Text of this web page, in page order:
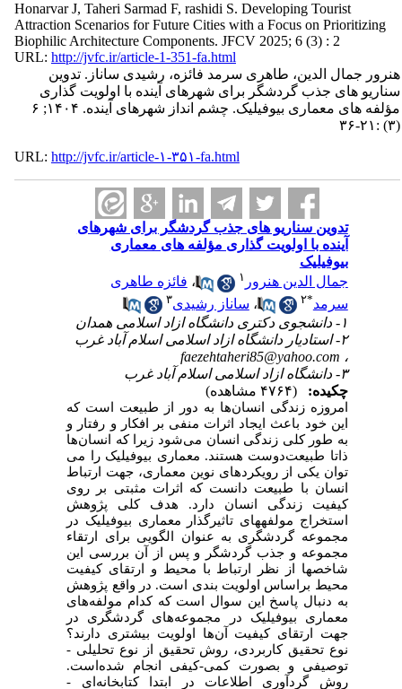
Honarvar J, Taheri Sarmad F, rashidi S. Developing Tourist
Attraction Scenarios for Future Cities with a Focus on Prioritizing
Biophilic Architecture Components. JFCV 2025; 6 (3) : 2
URL: http://jvfc.ir/article-1-351-fa.html
هنرور جمال الدین، طاهری سرمد فائزه، رشیدی ساناز. تدوین
سناریو های جذب گردشگر برای شهرهای آینده با اولویت گذاری
مؤلفه های معماری بیوفیلیک. چشم انداز شهرهای آینده. ۱۴۰۴; ۶
(۳) :۲۱-۳۶
URL: http://jvfc.ir/article-۱-۳۵۱-fa.html
تدوین سناریو های جذب گردشگر برای شهرهای
آینده با اولویت گذاری مؤلفه های معماری
بیوفیلیک
جمال الدین هنرور ۱ ، فائزه طاهری
سرمد*۲ ، ساناز رشیدی۳
۱- دانشجوی دکتری دانشگاه ازاد اسلامی همدان
۲- استادیار دانشگاه ازاد اسلامی اسلام آباد غرب
، faezehtaheri85@yahoo.com
۳- دانشگاه ازاد اسلامی اسلام آباد غرب
چکیده:
(۴۷۶۴ مشاهده)
امروزه زندگی انسانها به دور از طبیعت است که
این خود باعث ایجاد اثرات منفی بر افکار و رفتار و
به طور کلی زندگی انسان میشود زیرا که انسانها
ذاتا طبیعتدوست هستند. معماری بیوفیلیک را می
توان یکی از رویکردهای نوین معماری، جهت ارتباط
انسان با طبیعت دانست که اثرات مثبتی بر روی
کیفیت زندگی انسان دارد.
هدف کلی پژوهش
استخراج مولفه­های تاثیرگذار معماری بیوفیلیک در
مجموعه گردشگری به عنوان الگویی برای ارتقاء
مجموعه و جذب گردشگر و پس از آن بررسی این
شاخص­ها از نظر ارتباط با محیط و ارتقای کیفیت
محیط براساس اولویت بندی است. در واقع پژوهش
به دنبال پاسخ این سوال
است که کدام مولفههای
معماری بیوفیلیک در مجموعههای گردشگری در
جهت ارتقای کیفیت آنها اولویت بیشتری دارند؟
نوع تحقیق کاربردی، روش تحقیق از نوع تحلیلی -
توصیفی و بصورت کمی-کیفی انجام شده است.
روش گردآوری اطلاعات در ابتدا کتابخانه ای -